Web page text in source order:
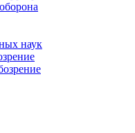
наук